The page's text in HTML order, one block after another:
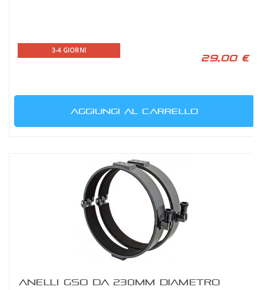
3-4 GIORNI
29,00 €
AGGIUNGI AL CARRELLO
ANELLI GSO DA 230MM DIAMETRO